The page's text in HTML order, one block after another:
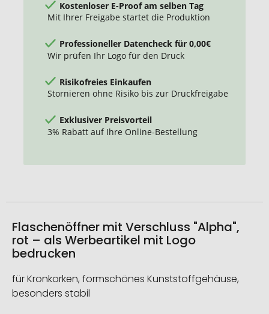
Kostenloser E-Proof am selben Tag
Mit Ihrer Freigabe startet die Produktion
Professioneller Datencheck für 0,00€
Wir prüfen Ihr Logo für den Druck
Risikofreies Einkaufen
Stornieren ohne Risiko bis zur Druckfreigabe
Exklusiver Preisvorteil
3% Rabatt auf Ihre Online-Bestellung
Flaschenöffner mit Verschluss "Alpha",
rot – als Werbeartikel mit Logo
bedrucken
für Kronkorken, formschönes Kunststoffgehäuse,
besonders stabil